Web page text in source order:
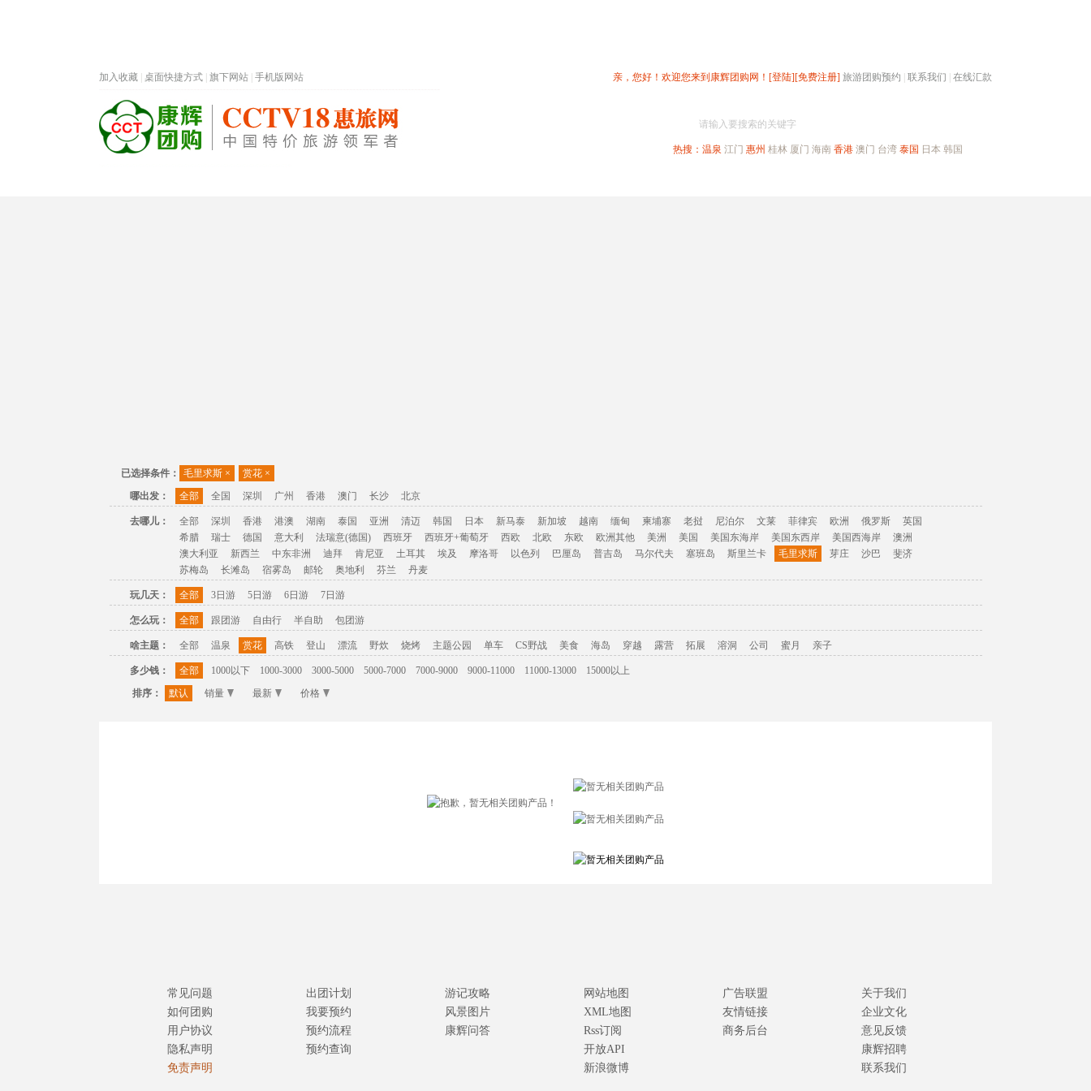
亲，您好！欢迎您来到康辉团购网！ [登陆][免费注册] 旅游团购预约 联系我们 在线汇款
加入收藏 桌面快捷方式 旗下网站 手机版网站
请输入要搜索的关键字
热搜： 温泉 江门 惠州 桂林 厦门 海南 香港 澳门 台湾 泰国 日本 韩国
已选择条件： 毛里求斯 × 赏花 ×
哪出发：
全部 全国 深圳 广州 香港 澳门 长沙 北京
去哪儿： 全部 深圳 香港 港澳 湖南 泰国 亚洲 清迈 韩国 日本 新马泰 新加坡 越南 缅甸 柬埔寨 老挝 尼泊尔 文莱 菲律宾 欧洲 俄罗斯
英国
希腊
瑞士 德国 意大利 法瑞意(德国) 西班牙 西班牙+葡萄牙 西欧 北欧 东欧 欧洲其他 美洲 美国 美国东海岸 美国东西岸 美国西海岸
澳洲
澳大利亚
新西兰 中东非洲 迪拜 肯尼亚 土耳其 埃及 摩洛哥 以色列 巴厘岛 普吉岛 马尔代夫 塞班岛 斯里兰卡 毛里求斯 芽庄 沙巴
斐济
苏梅岛
长滩岛 宿雾岛 邮轮 奥地利 芬兰 丹麦
玩几天： 全部 3日游 5日游 6日游 7日游
怎么玩： 全部 跟团游 自由行 半自助 包团游
啥主题： 全部 温泉 赏花 高铁 登山 漂流 野炊 烧烤 主题公园 单车 CS野战 美食 海岛 穿越 露营 拓展 溶洞 公司 蜜月 亲子
多少钱： 全部 1000以下 1000-3000 3000-5000 5000-7000 7000-9000 9000-11000 11000-13000
15000以上
排序：
默认 销量 最新 价格
常见问题
如何团购
用户协议
隐私声明
免责声明
出团计划
我要预约
预约流程
预约查询
游记攻略
风景图片
康辉问答
网站地图
XML地图
Rss订阅
开放API
新浪微博
广告联盟
友情链接
商务后台
关于我们
企业文化
意见反馈
康辉招聘
联系我们